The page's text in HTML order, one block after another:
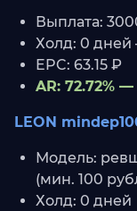
Выплата:
Холд: 0 дней
EPC: 63.15 ₽
AR: 72.72%
LEON
Модель:
(мин. 100
Холд: 0 дней